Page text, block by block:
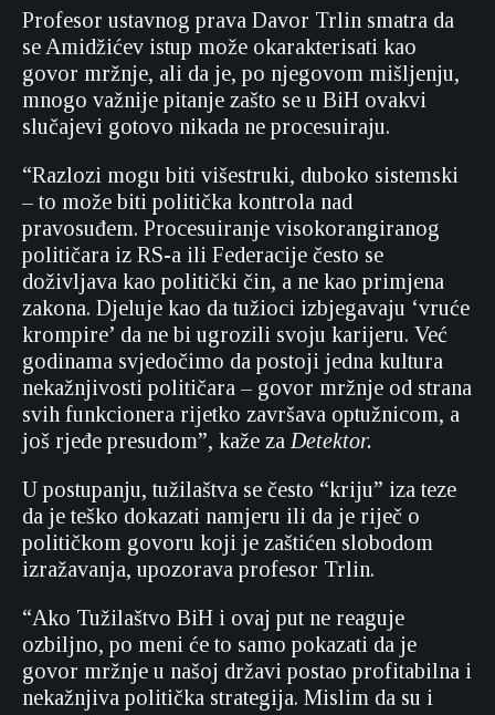
Profesor ustavnog prava Davor Trlin smatra da
se Amidžićev istup može okarakterisati kao
govor mržnje, ali da je, po njegovom mišljenju,
mnogo važnije pitanje zašto se u BiH ovakvi
slučajevi gotovo nikada ne procesuiraju.
“Razlozi mogu biti višestruki, duboko sistemski
– to može biti politička kontrola nad
pravosuđem. Procesuiranje visokorangiranog
političara iz RS-a ili Federacije često se
doživljava kao politički čin, a ne kao primjena
zakona. Djeluje kao da tužioci izbjegavaju ‘vruće
krompire’ da ne bi ugrozili svoju karijeru. Već
godinama svjedočimo da postoji jedna kultura
nekažnjivosti političara – govor mržnje od strana
svih funkcionera rijetko završava optužnicom, a
još rjeđe presudom”, kaže za Detektor.
U postupanju, tužilaštva se često “kriju” iza teze
da je teško dokazati namjeru ili da je riječ o
političkom govoru koji je zaštićen slobodom
izražavanja, upozorava profesor Trlin.
“Ako Tužilaštvo BiH i ovaj put ne reaguje
ozbiljno, po meni će to samo pokazati da je
govor mržnje u našoj državi postao profitabilna i
nekažnjiva politička strategija. Mislim da su i